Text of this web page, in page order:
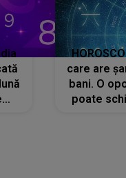
care are
bani. O
poate